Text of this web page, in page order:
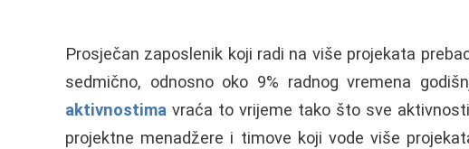
Prosječan zaposlenik koji radi na više projekata
sedmično, odnosno oko 9% radnog vremena
aktivnostima vraća to vrijeme tako što sve
projektne menadžere i timove koji vode više